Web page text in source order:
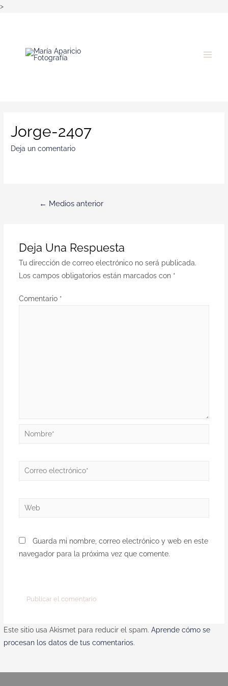
>
Jorge-2407
Deja un comentario
← Medios anterior
Deja Una Respuesta
Tu dirección de correo electrónico no será publicada.
Los campos obligatorios están marcados con *
Comentario *
Guarda mi nombre, correo electrónico y web en este
navegador para la próxima vez que comente.
Este sitio usa Akismet para reducir el spam.Aprende cómo se
procesan los datos de tus comentarios.